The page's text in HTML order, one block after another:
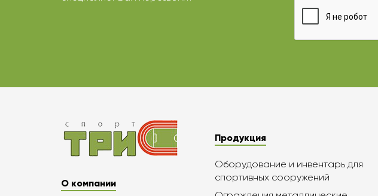
О компании
Продукция
Оборудование и инвентарь для
спортивных сооружений